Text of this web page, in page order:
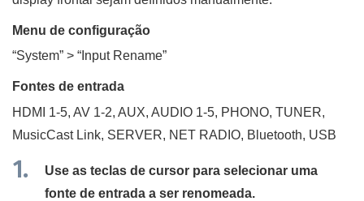
Menu de configuração
“System” > “ Input Rename”
Fontes de entrada
HDMI 1-5, AV 1-2, AUX, AUDIO 1-5, PHONO, TUNER,
MusicCast Link, SERVER, NET RADIO, Bluetooth, USB
Use as teclas de cursor para selecionar uma
fonte de entrada a ser renomeada.